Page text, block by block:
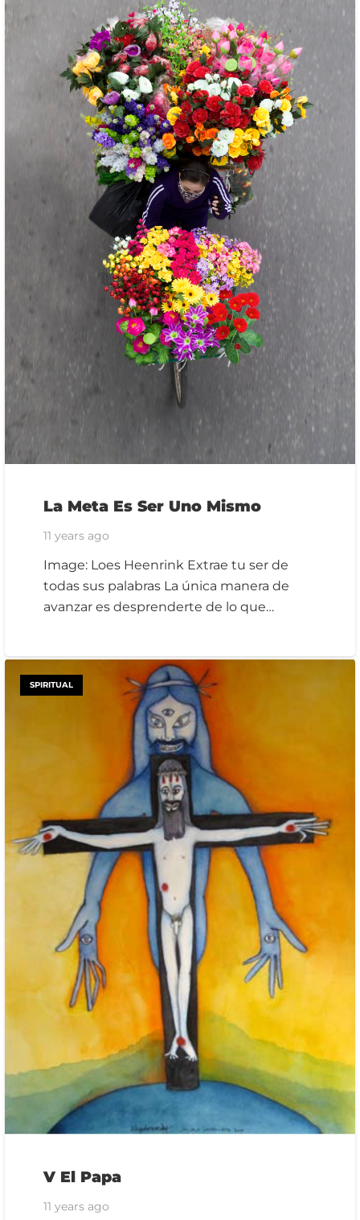
La Meta Es Ser Uno Mismo
11 years ago
Image: Loes Heenrink Extrae tu ser de
todas sus palabras La única manera de
avanzar es desprenderte de lo que…
SPIRITUAL
V El Papa
11 years ago